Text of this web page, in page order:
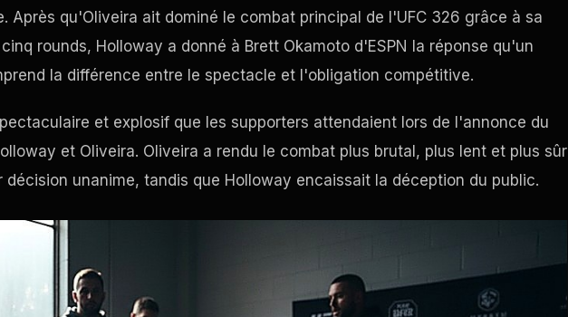
Après qu'Oliveira ait dominé le combat principal de l'UFC 326 grâce à sa
rounds, Holloway a donné à Brett Okamoto d'ESPN la réponse qu'un
la différence entre le spectacle et l'obligation compétitive.
et explosif que les supporters attendaient lors de l'annonce du
et Oliveira. Oliveira a rendu le combat plus brutal, plus lent et plus sûr
unanime, tandis que Holloway encaissait la déception du public.